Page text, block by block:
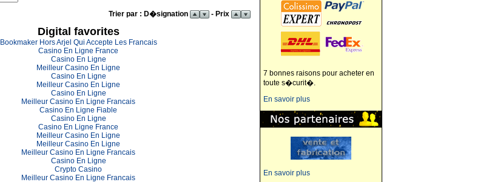
Trier par : D�signation
- Prix
7 bonnes raisons pour acheter en
toute s�curit�.
En savoir plus
En savoir plus
Digital favorites
Bookmaker Hors Arjel Qui Accepte Les Francais
Casino En Ligne France
Casino En Ligne
Meilleur Casino En Ligne
Casino En Ligne
Meilleur Casino En Ligne
Casino En Ligne
Meilleur Casino En Ligne Francais
Casino En Ligne Fiable
Casino En Ligne
Casino En Ligne France
Meilleur Casino En Ligne
Meilleur Casino En Ligne
Meilleur Casino En Ligne Francais
Casino En Ligne
Crypto Casino
Meilleur Casino En Ligne Francais